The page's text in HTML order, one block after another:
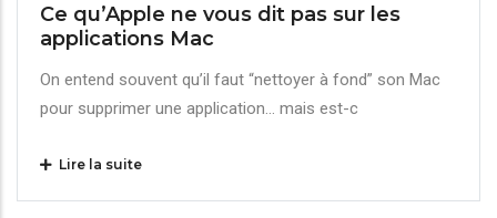
Ce qu’Apple ne vous dit pas sur les
applications Mac
On entend souvent qu’il faut “nettoyer à fond” son Mac
pour supprimer une application… mais est-c
Lire la suite